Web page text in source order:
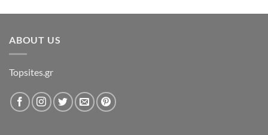
ABOUT US
Topsites.gr